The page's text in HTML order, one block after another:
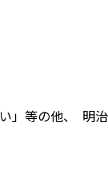
等の他、
明